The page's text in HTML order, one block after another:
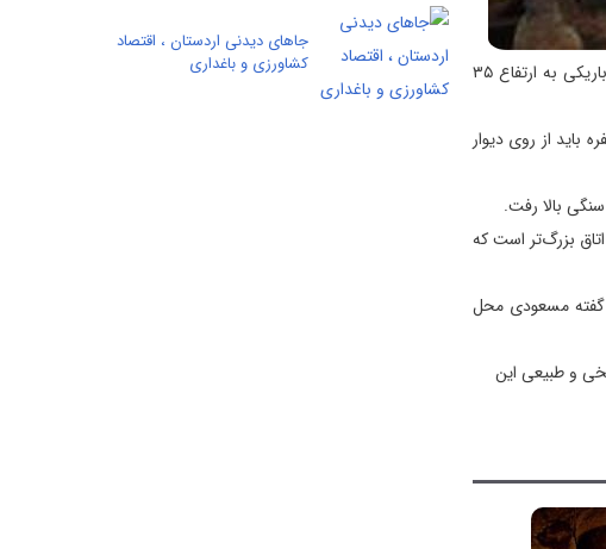
در سمت راست آب انبار اتاقی قرار دارد که ۵ متر طول و ۴/۲ متر عرض دارد و تقریباً به حالت نیمه استوانه است. در انتهای اتاق، سکوی باریکی به ارتفاع ۳۵
از روی دیوار
بالا رفت.
در گوشه اتاق بزرگ‌تر است که
گفته مسعودی محل
و طبیعی این
جاهای دیدنی اردستان ، اقتصاد
كشاورزی و باغداری